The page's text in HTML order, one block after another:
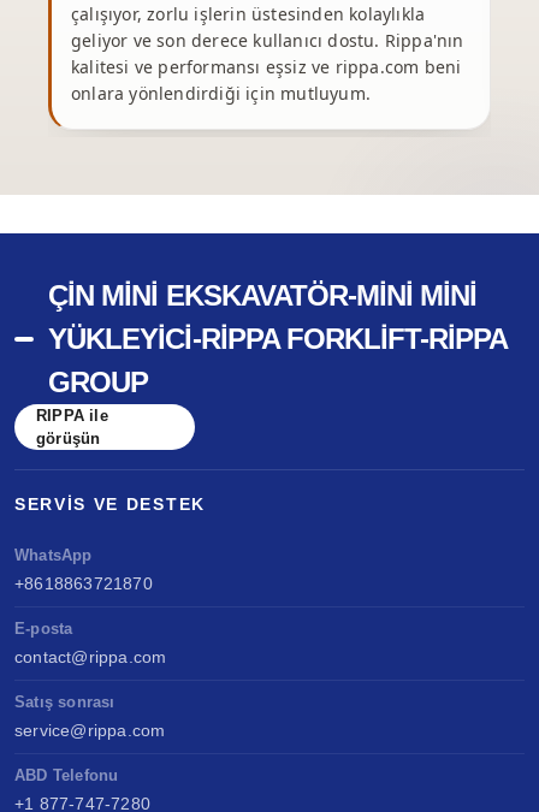
çalışıyor, zorlu işlerin üstesinden kolaylıkla
geliyor ve son derece kullanıcı dostu. Rippa'nın
kalitesi ve performansı eşsiz ve rippa.com beni
onlara yönlendirdiği için mutluyum.
ÇIN MINI EKSKAVATÖR-MINI MINI
YÜKLEYICI-RIPPA FORKLIFT-RIPPA
GROUP
RIPPA ile
görüşün
SERVIS VE DESTEK
WhatsApp
+8618863721870
E-posta
contact@rippa.com
Satış sonrası
service@rippa.com
ABD Telefonu
+1 877-747-7280